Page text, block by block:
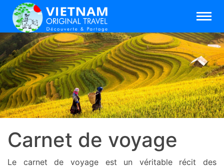
Carnet de voyage
Le carnet de voyage est un véritable récit des